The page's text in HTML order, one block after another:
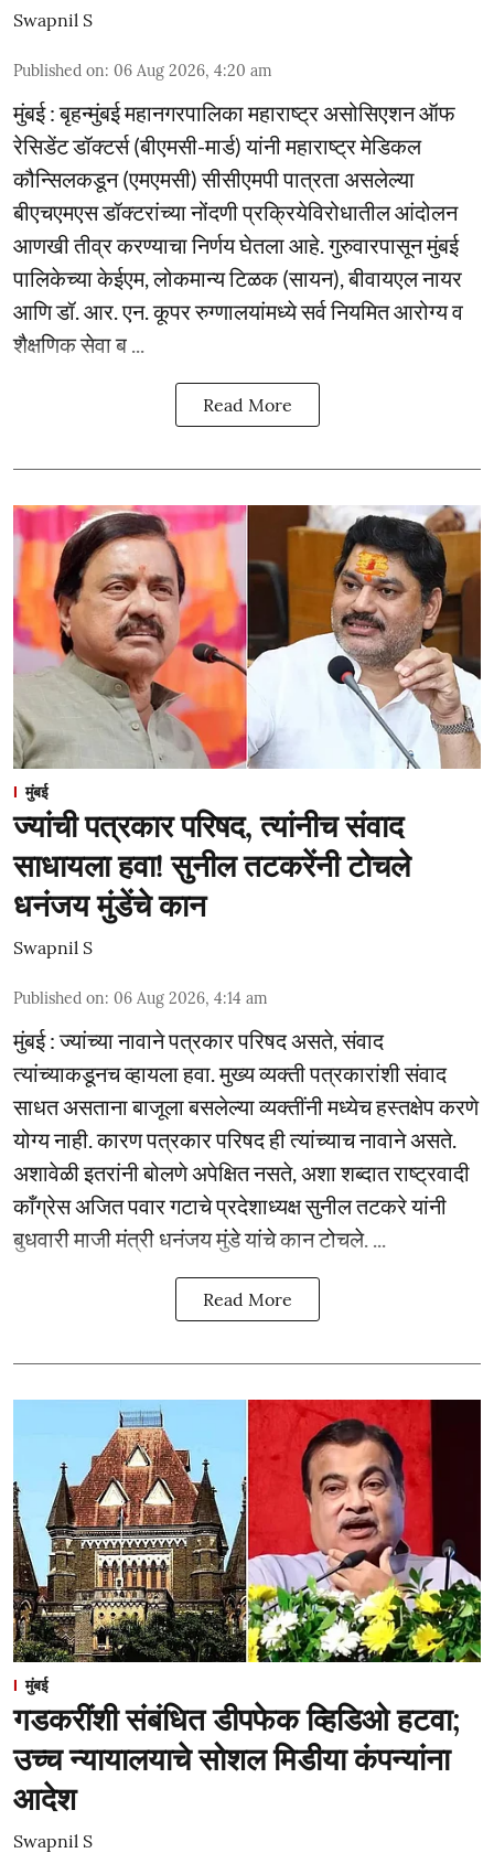
Swapnil S
Published on: 06 Aug 2026, 4:20 am
मुंबई : बृहन्मुंबई महानगरपालिका महाराष्ट्र असोसिएशन ऑफ
रेसिडेंट डॉक्टर्स (बीएमसी-मार्ड) यांनी महाराष्ट्र मेडिकल
कौन्सिलकडून (एमएमसी) सीसीएमपी पात्रता असलेल्या
बीएचएमएस डॉक्टरांच्या नोंदणी प्रक्रियेविरोधातील आंदोलन
आणखी तीव्र करण्याचा निर्णय घेतला आहे. गुरुवारपासून मुंबई
पालिकेच्या केईएम, लोकमान्य टिळक (सायन), बीवायएल नायर
आणि डॉ. आर. एन. कूपर रुग्णालयांमध्ये सर्व नियमित आरोग्य व
शैक्षणिक सेवा ब ...
Read More
मुंबई
ज्यांची पत्रकार परिषद, त्यांनीच संवाद
साधायला हवा! सुनील तटकरेंनी टोचले
धनंजय मुंडेंचे कान
Swapnil S
Published on: 06 Aug 2026, 4:14 am
मुंबई : ज्यांच्या नावाने पत्रकार परिषद असते, संवाद
त्यांच्याकडूनच व्हायला हवा. मुख्य व्यक्ती पत्रकारांशी संवाद
साधत असताना बाजूला बसलेल्या व्यक्तींनी मध्येच हस्तक्षेप करणे
योग्य नाही. कारण पत्रकार परिषद ही त्यांच्याच नावाने असते.
अशावेळी इतरांनी बोलणे अपेक्षित नसते, अशा शब्दात राष्ट्रवादी
काँग्रेस अजित पवार गटाचे प्रदेशाध्यक्ष सुनील तटकरे यांनी
बुधवारी माजी मंत्री धनंजय मुंडे यांचे कान टोचले. ...
Read More
मुंबई
गडकरींशी संबंधित डीपफेक व्हिडिओ हटवा;
उच्च न्यायालयाचे सोशल मिडीया कंपन्यांना
आदेश
Swapnil S